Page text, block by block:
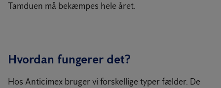
Tamduen må bekæmpes hele året.
Hvordan fungerer det?
Hos Anticimex bruger vi forskellige typer fælder. De